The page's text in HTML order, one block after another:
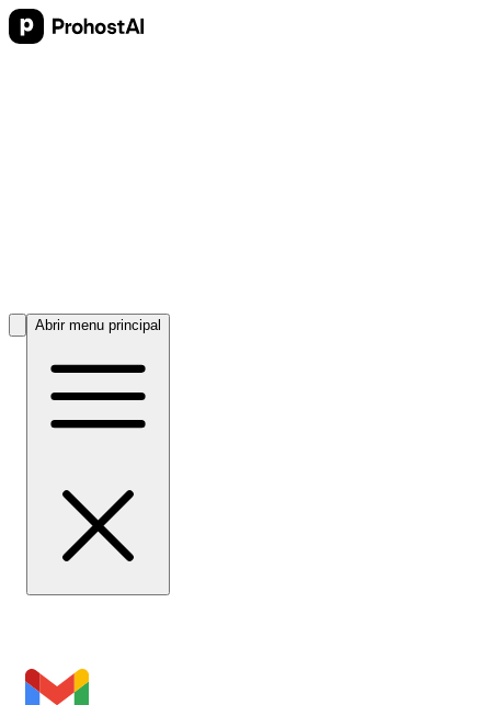
Abrir menu principal